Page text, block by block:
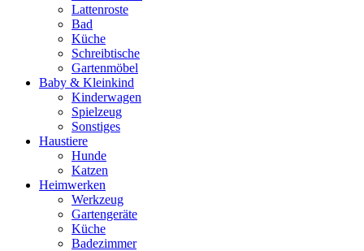
Lattenroste
Bad
Küche
Schreibtische
Gartenmöbel
Baby & Kleinkind
Kinderwagen
Spielzeug
Sonstiges
Haustiere
Hunde
Katzen
Heimwerken
Werkzeug
Gartengeräte
Küche
Badezimmer